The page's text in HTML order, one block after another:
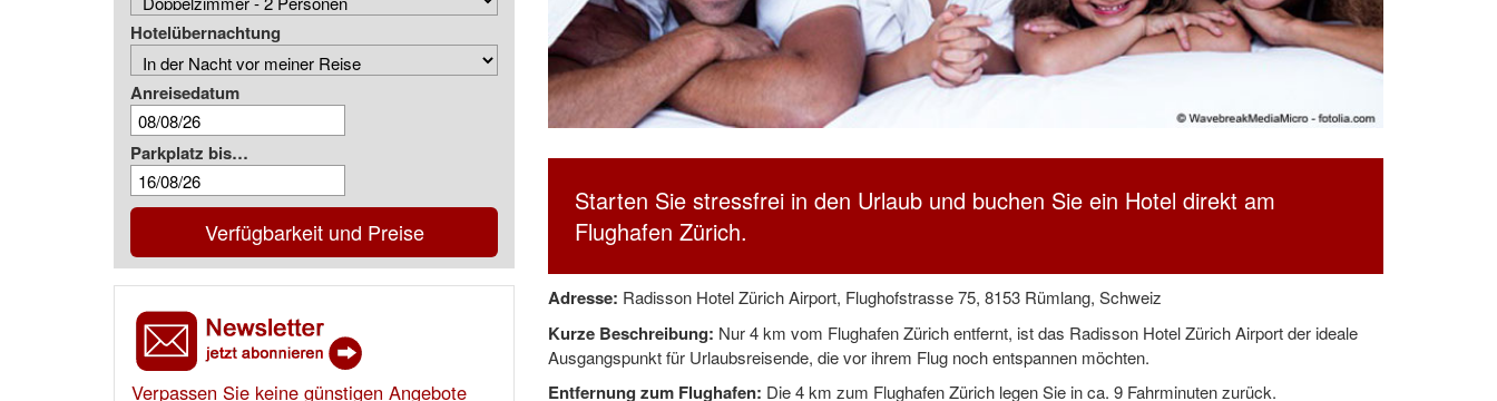
Hotelübernachtung
Anreisedatum
Parkplatz bis…
Verfügbarkeit und Preise
Starten Sie stressfrei in den Urlaub und buchen Sie ein Hotel direkt am
Flughafen Zürich.
Verpassen Sie keine günstigen Angebote
Adresse: Radisson Hotel Zürich Airport, Flughofstrasse 75, 8153 Rümlang, Schweiz
Kurze Beschreibung: Nur 4 km vom Flughafen Zürich entfernt, ist das Radisson Hotel Zürich Airport der ideale
Ausgangspunkt für Urlaubsreisende, die vor ihrem Flug noch entspannen möchten.
Entfernung zum Flughafen: Die 4 km zum Flughafen Zürich legen Sie in ca. 9 Fahrminuten zurück.